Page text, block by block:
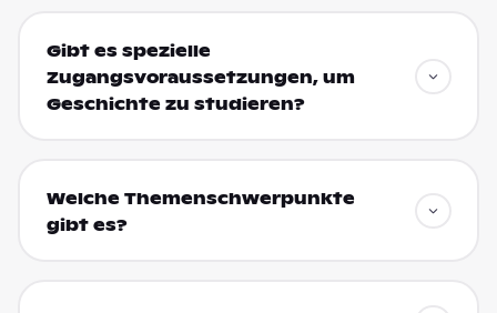
Gibt es spezielle
Zugangsvoraussetzungen, um
Geschichte zu studieren?
Welche Themenschwerpunkte
gibt es?